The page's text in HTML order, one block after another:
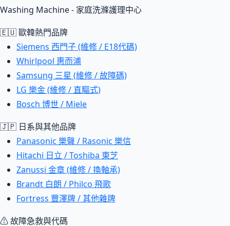
Washing Machine - 家庭洗滌護理中心
🇪🇺 歐韓熱門品牌
Siemens 西門子 (維修 / E18代碼)
Whirlpool 惠而浦
Samsung 三星 (維修 / 故障碼)
LG 樂金 (維修 / 直驅式)
Bosch 博世 / Miele
🇯🇵 日系與其他品牌
Panasonic 樂聲 / Rasonic 樂信
Hitachi 日立 / Toshiba 東芝
Zanussi 金章 (維修 / 換軸承)
Brandt 白朗 / Philco 飛歌
Fortress 豐澤牌 / 其他雜牌
⚠ 故障急救與代碼